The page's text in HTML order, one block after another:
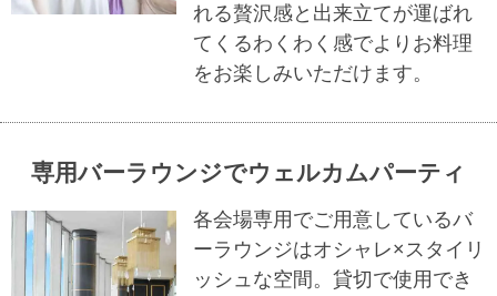
れる贅沢感と出来立てが運ばれ
てくるわくわく感でよりお料理
をお楽しみいただけます。
専用バーラウンジでウェルカムパーティ
各会場専用でご用意しているバ
ーラウンジはオシャレ×スタイリ
ッシュな空間。貸切で使用でき